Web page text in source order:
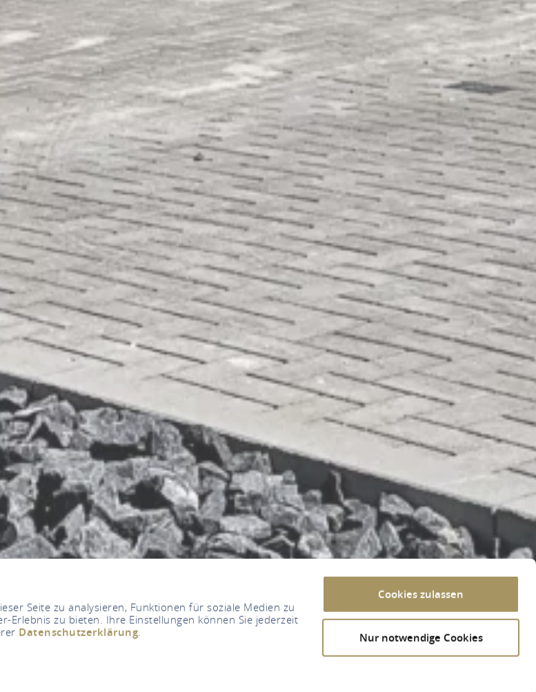
Seite zu analysieren, Funktionen für soziale Medien zu
Erlebnis zu bieten. Ihre Einstellungen können Sie jederzeit
Datenschutzerklärung.
Cookies zulassen
Nur notwendige Cookies